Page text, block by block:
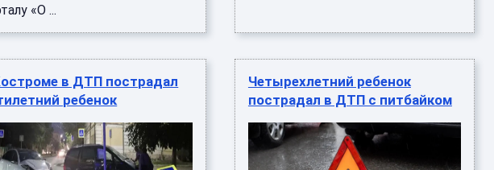
«О ...
в ДТП пострадал
ребенок
Четырехлетний ребенок
пострадал в ДТП с питбайком